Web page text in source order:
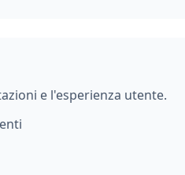
e l'esperienza utente.